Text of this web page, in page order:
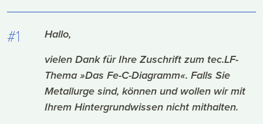
#1
Hallo,
vielen Dank für Ihre Zuschrift zum tec.LF-
Thema »Das Fe-C-Diagramm«. Falls Sie
Metallurge sind, können und wollen wir mit
Ihrem Hintergrundwissen nicht mithalten.